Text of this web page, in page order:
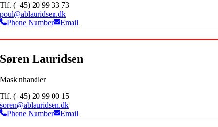
Tlf. (+45) 20 99 33 73
poul@ablauridsen.dk
Phone Number
Email
Søren Lauridsen
Maskinhandler
Tlf. (+45) 20 99 00 15
soren@ablauridsen.dk
Phone Number
Email